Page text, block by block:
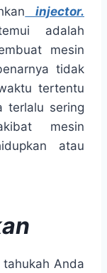
injector.
adalah
mesin
tidak
tertentu
terlalu sering
mesin
atau
tahukah Anda